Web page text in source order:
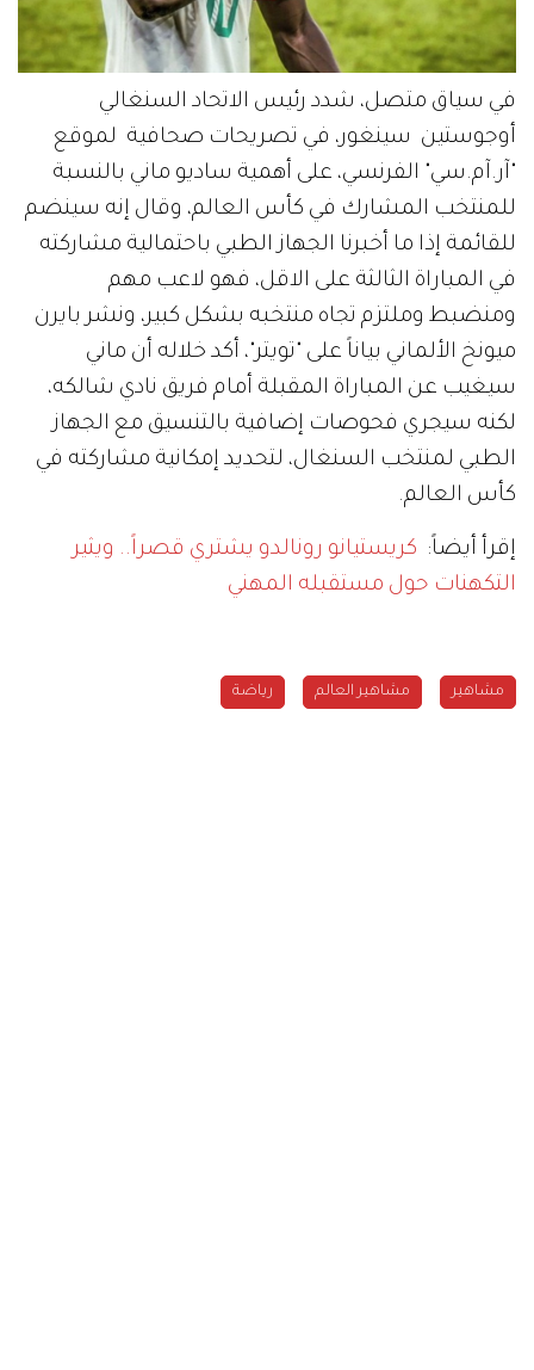
في سياق متصل، شدد رئيس الاتحاد السنغالي
أوجوستين سينغور، في تصريحات صحافية لموقع
"آر.آم.سي" الفرنسي، على أهمية ساديو ماني بالنسبة
للمنتخب المشارك في كأس العالم، وقال إنه سينضم
للقائمة إذا ما أخبرنا الجهاز الطبي باحتمالية مشاركته
في المباراة الثالثة على الاقل، فهو لاعب مهم
ومنضبط وملتزم تجاه منتخبه بشكل كبير، ونشر بايرن
ميونخ الألماني بياناً على "تويتر"، أكد خلاله أن ماني
سيغيب عن المباراة المقبلة أمام فريق نادي شالكه،
لكنه سيجري فحوصات إضافية بالتنسيق مع الجهاز
الطبي لمنتخب السنغال، لتحديد إمكانية مشاركته في
كأس العالم.
إقرأ أيضاً: كريستيانو رونالدو يشتري قصراً.. ويثير
التكهنات حول مستقبله المهني
مشاهير مشاهير العالم رياضة